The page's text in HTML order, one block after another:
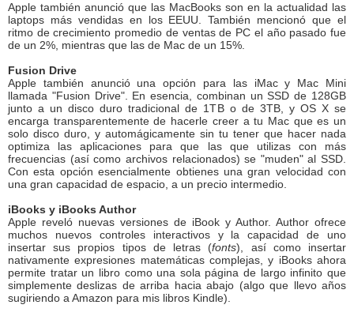
Apple también anunció que las MacBooks son en la actualidad las
laptops más vendidas en los EEUU. También mencionó que el
ritmo de crecimiento promedio de ventas de PC el año pasado fue
de un 2%, mientras que las de Mac de un 15%.
Fusion Drive
Apple también anunció una opción para las iMac y Mac Mini
llamada "Fusion Drive". En esencia, combinan un SSD de 128GB
junto a un disco duro tradicional de 1TB o de 3TB, y OS X se
encarga transparentemente de hacerle creer a tu Mac que es un
solo disco duro, y automágicamente sin tu tener que hacer nada
optimiza las aplicaciones para que las que utilizas con más
frecuencias (así como archivos relacionados) se "muden" al SSD.
Con esta opción esencialmente obtienes una gran velocidad con
una gran capacidad de espacio, a un precio intermedio.
iBooks y iBooks Author
Apple reveló nuevas versiones de iBook y Author. Author ofrece
muchos nuevos controles interactivos y la capacidad de uno
insertar sus propios tipos de letras (fonts), así como insertar
nativamente expresiones matemáticas complejas, y iBooks ahora
permite tratar un libro como una sola página de largo infinito que
simplemente deslizas de arriba hacia abajo (algo que llevo años
sugiriendo a Amazon para mis libros Kindle).